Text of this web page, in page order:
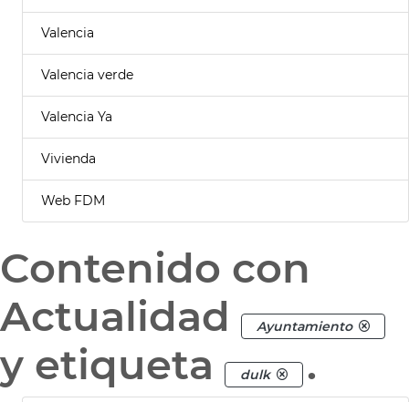
Valencia
Valencia verde
Valencia Ya
Vivienda
Web FDM
Contenido con
Actualidad
Ayuntamiento
y etiqueta dulk .